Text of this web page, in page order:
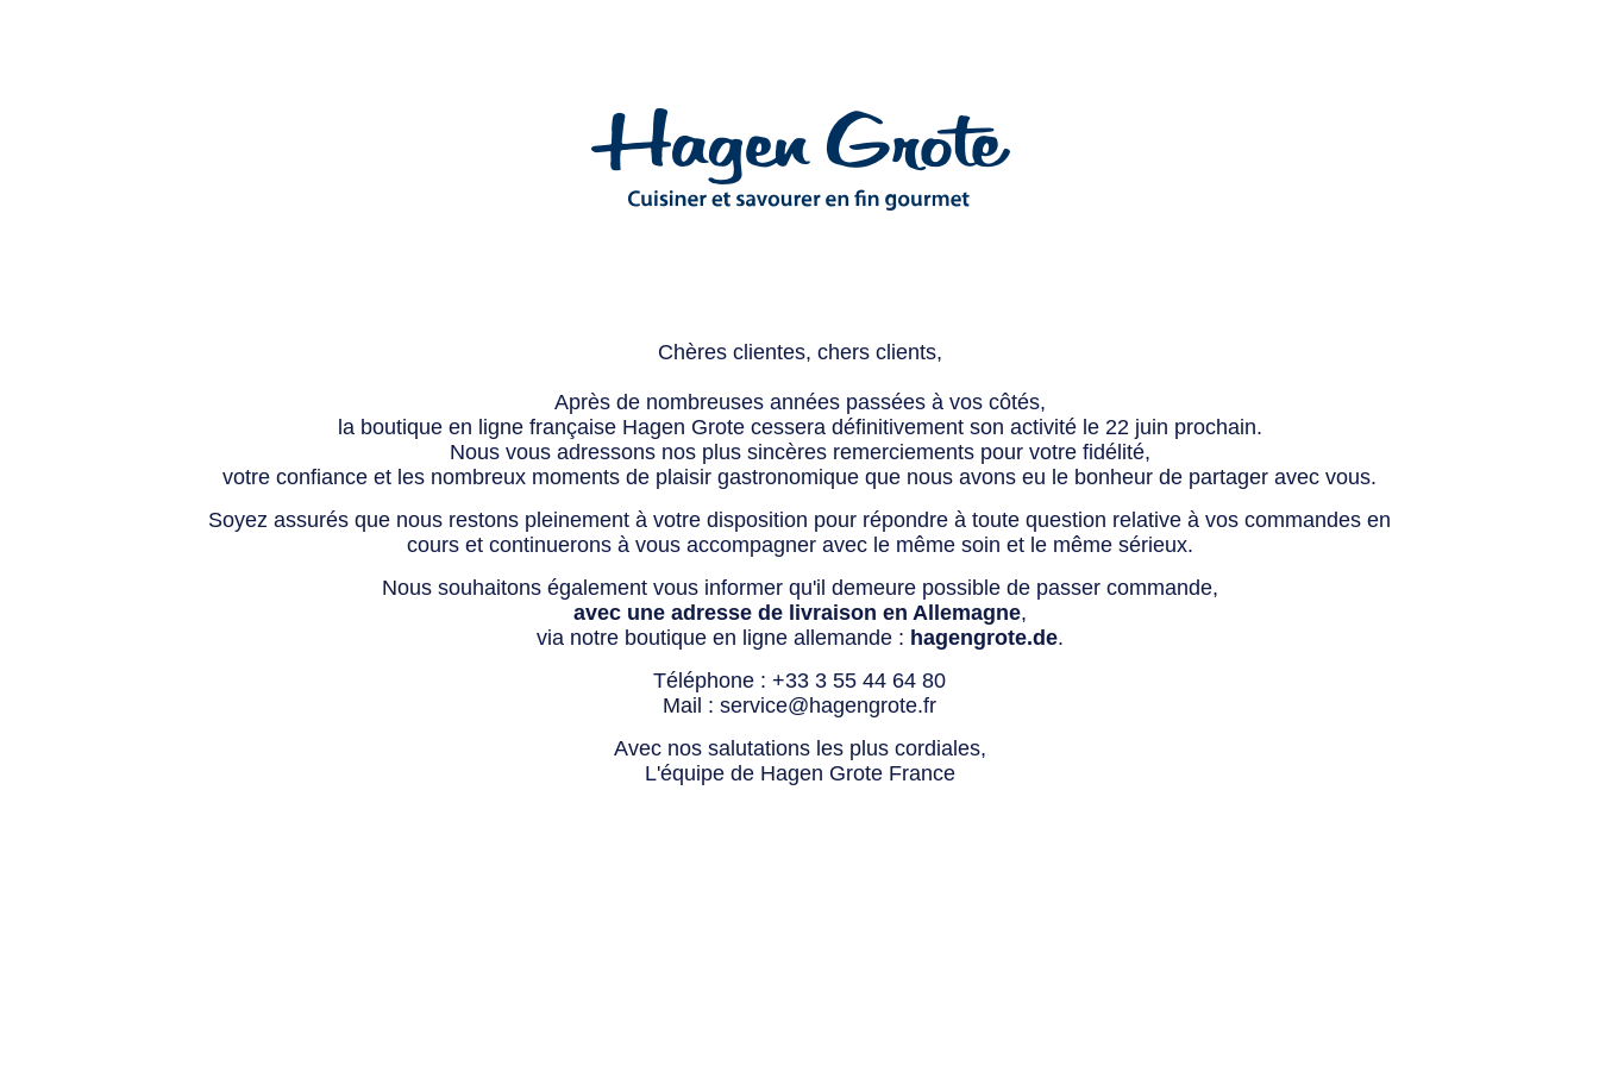
Chères clientes, chers clients,
Après de nombreuses années passées à vos côtés,
la boutique en ligne française Hagen Grote cessera définitivement son activité le 22 juin prochain.
Nous vous adressons nos plus sincères remerciements pour votre fidélité,
votre confiance et les nombreux moments de plaisir gastronomique que nous avons eu le bonheur de partager avec vous.
Soyez assurés que nous restons pleinement à votre disposition pour répondre à toute question relative à vos commandes en
cours et continuerons à vous accompagner avec le même soin et le même sérieux.
Nous souhaitons également vous informer qu'il demeure possible de passer commande,
avec une adresse de livraison en Allemagne,
via notre boutique en ligne allemande : hagengrote.de.
Téléphone : +33 3 55 44 64 80
Mail : service@hagengrote.fr
Avec nos salutations les plus cordiales,
L'équipe de Hagen Grote France